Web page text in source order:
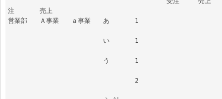
注	売上
営業部	Ａ事業	ａ事業	あ	1